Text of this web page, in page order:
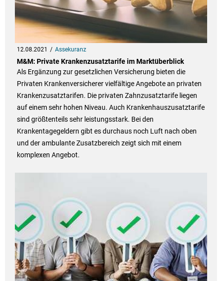
12.08.2021 Assekuranz
M&M: Private Krankenzusatztarife im Marktüberblick
Als Ergänzung zur gesetzlichen Versicherung bieten die
Privaten Krankenversicherer vielfältige Angebote an privaten
Krankenzusatztarifen. Die privaten Zahnzusatztarife liegen
auf einem sehr hohen Niveau. Auch Krankenhauszusatztarife
sind größtenteils sehr leistungsstark. Bei den
Krankentagegeldern gibt es durchaus noch Luft nach oben
und der ambulante Zusatzbereich zeigt sich mit einem
komplexen Angebot.